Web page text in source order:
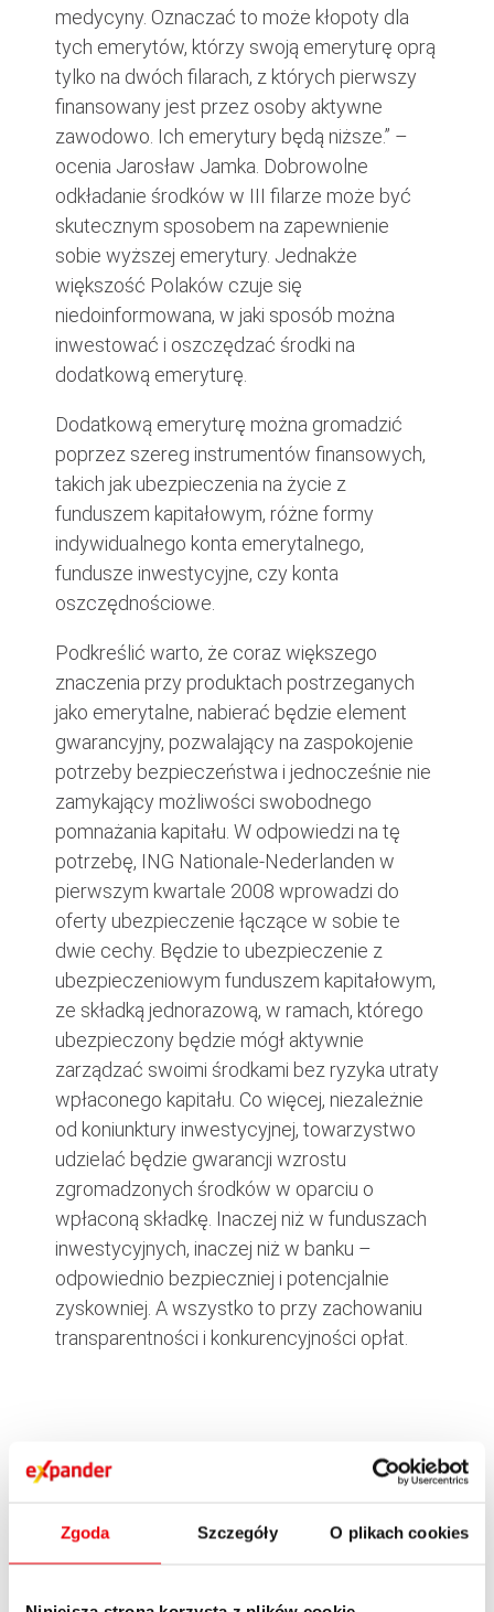
Zgoda Szczegóły O plikach cookies
medycyny. Oznaczać to może kłopoty dla
tych emerytów, którzy swoją emeryturę oprą
tylko na dwóch filarach, z których pierwszy
finansowany jest przez osoby aktywne
zawodowo. Ich emerytury będą niższe.” –
ocenia Jarosław Jamka. Dobrowolne
odkładanie środków w III filarze może być
skutecznym sposobem na zapewnienie
sobie wyższej emerytury. Jednakże
większość Polaków czuje się
niedoinformowana, w jaki sposób można
inwestować i oszczędzać środki na
dodatkową emeryturę.
Dodatkową emeryturę można gromadzić
poprzez szereg instrumentów finansowych,
takich jak ubezpieczenia na życie z
funduszem kapitałowym, różne formy
indywidualnego konta emerytalnego,
fundusze inwestycyjne, czy konta
oszczędnościowe.
Podkreślić warto, że coraz większego
znaczenia przy produktach postrzeganych
jako emerytalne, nabierać będzie element
gwarancyjny, pozwalający na zaspokojenie
potrzeby bezpieczeństwa i jednocześnie nie
zamykający możliwości swobodnego
pomnażania kapitału. W odpowiedzi na tę
potrzebę, ING Nationale-Nederlanden w
pierwszym kwartale 2008 wprowadzi do
oferty ubezpieczenie łączące w sobie te
dwie cechy. Będzie to ubezpieczenie z
ubezpieczeniowym funduszem kapitałowym,
ze składką jednorazową, w ramach, którego
ubezpieczony będzie mógł aktywnie
zarządzać swoimi środkami bez ryzyka utraty
wpłaconego kapitału. Co więcej, niezależnie
od koniunktury inwestycyjnej, towarzystwo
udzielać będzie gwarancji wzrostu
zgromadzonych środków w oparciu o
wpłaconą składkę. Inaczej niż w funduszach
inwestycyjnych, inaczej niż w banku –
odpowiednio bezpieczniej i potencjalnie
zyskowniej. A wszystko to przy zachowaniu
transparentności i konkurencyjności opłat.
OPUBLIKUJ ARTYKUŁ